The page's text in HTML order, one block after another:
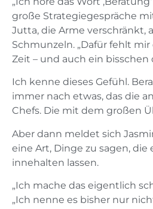
große Strategiegespräche
Jutta, die Arme verschränkt,
Schmunzeln. „Dafür fehlt
Zeit – und auch ein bisschen
Ich kenne dieses Gefühl.
immer nach etwas, das die
Chefs. Die mit dem großen
Aber dann meldet sich
eine Art, Dinge zu sagen, die
innehalten lassen.
„Ich mache das eigentlich
„Ich nenne es bisher nur